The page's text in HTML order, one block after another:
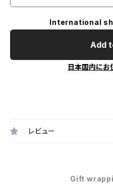
International
Add
日本国内にお
レビュー
Gift